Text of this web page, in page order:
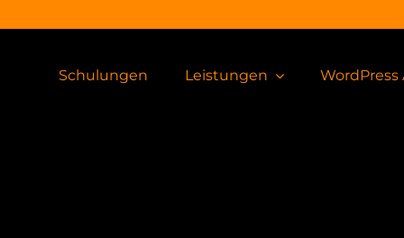
Schulungen Leistungen